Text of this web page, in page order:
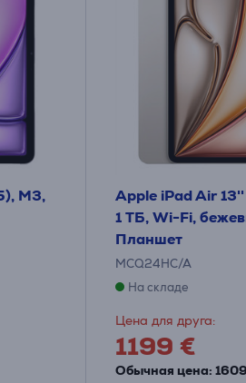
M3,
Apple iPad Air
1 ТБ, Wi-Fi,
Планшет
MCQ24HC/A
На складе
Цена для друга:
1199 €
Обычная цена: